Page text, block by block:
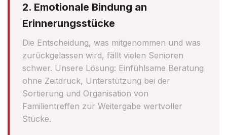
2. Emotionale Bindung an
Erinnerungsstücke
Die Entscheidung, was mitgenommen und was
zurückgelassen wird, fällt vielen Senioren
schwer. Unsere Lösung: Einfühlsame Beratung
ohne Zeitdruck, Unterstützung bei der
Sortierung und Organisation von
Familientreffen zur Weitergabe wertvoller
Stücke.